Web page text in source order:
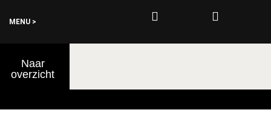
MENU >
Naar
overzicht
€0,00